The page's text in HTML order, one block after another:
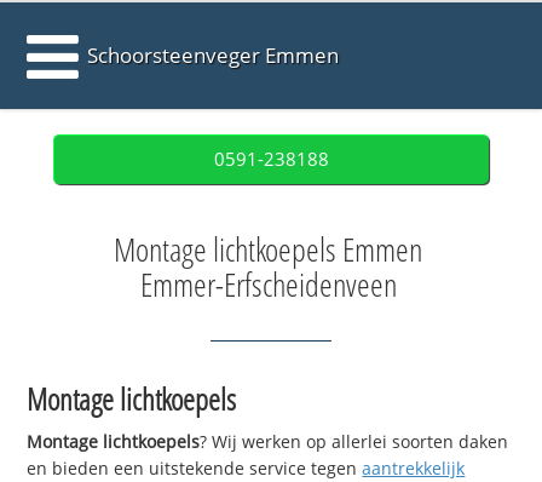
Schoorsteenveger Emmen
0591-238188
Montage lichtkoepels Emmen
Emmer-Erfscheidenveen
Montage lichtkoepels
Montage lichtkoepels? Wij werken op allerlei soorten daken
en bieden een uitstekende service tegenaantrekkelijk